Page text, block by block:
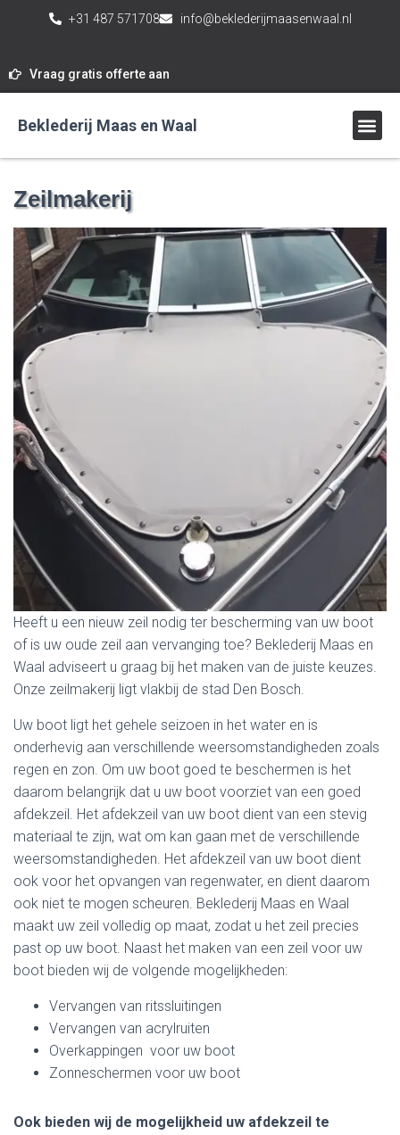
+31 487 571708 info@beklederijmaasenwaal.nl
Vraag gratis offerte aan
Beklederij Maas en Waal
Zeilmakerij
Heeft u een nieuw zeil nodig ter bescherming van uw boot
of is uw oude zeil aan vervanging toe? Beklederij Maas en
Waal adviseert u graag bij het maken van de juiste keuzes.
Onze zeilmakerij ligt vlakbij de stad Den Bosch.
Uw boot ligt het gehele seizoen in het water en is
onderhevig aan verschillende weersomstandigheden zoals
regen en zon. Om uw boot goed te beschermen is het
daarom belangrijk dat u uw boot voorziet van een goed
afdekzeil. Het afdekzeil van uw boot dient van een stevig
materiaal te zijn, wat om kan gaan met de verschillende
weersomstandigheden. Het afdekzeil van uw boot dient
ook voor het opvangen van regenwater, en dient daarom
ook niet te mogen scheuren. Beklederij Maas en Waal
maakt uw zeil volledig op maat, zodat u het zeil precies
past op uw boot. Naast het maken van een zeil voor uw
boot bieden wij de volgende mogelijkheden:
Vervangen van ritssluitingen
Vervangen van acrylruiten
Overkappingen voor uw boot
Zonneschermen voor uw boot
Ook bieden wij de mogelijkheid uw afdekzeil te